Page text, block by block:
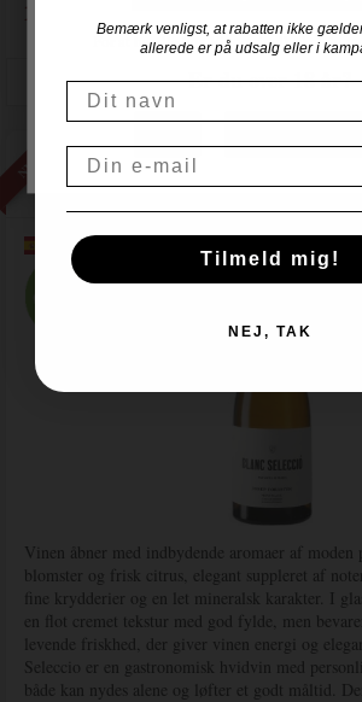
For at handle hos Vinogvin.dk skal du
Er du over 18 år?
NYHED 2025 Blanc Seleccio - Josep
Celler Mas Foraster - D.O. Conca de
Vinen åbner med indbydende aromaer af moden
blomster og frisk citrus, elegant suppleret af
fine krydderier og en let mineralsk karakter. I
en flot cremet tekstur med god fylde, men
levende friskhed, der giver vinen energi og
Seleccio er en gastronomisk hvidvin med
både kan nydes alene og løfter et godt måltid.
Bemærk venligst, at rabatten ikke
allerede er på udsalg eller i
Navn
Email
Tilmeld mig!
NEJ, TAK